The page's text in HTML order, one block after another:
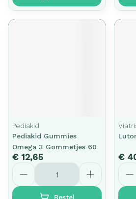
Pediakid
Pediakid Gummies
Omega 3 Gommetjes 60
€ 12,65
Aantal
Bestel
€